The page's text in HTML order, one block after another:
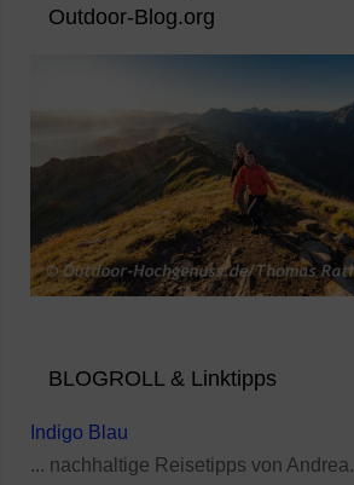
Outdoor-Blog.org
BLOGROLL & Linktipps
Indigo Blau
... nachhaltige Reisetipps von Andrea.